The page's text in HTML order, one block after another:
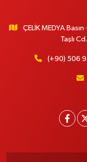
ÇELİK MEDYA
Taşlı
(+90) 506